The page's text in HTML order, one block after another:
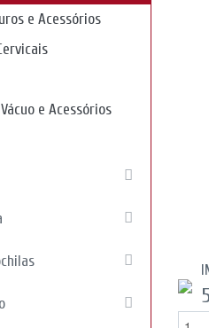
e Acessórios
e Acessórios